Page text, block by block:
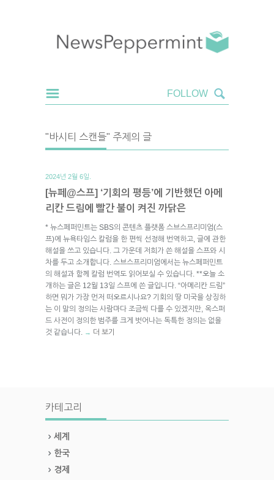
"바시티 스캔들" 주제의 글
2024년 2월 6일.
[뉴페@스프] ‘기회의 평등’에 기반했던 아메
리칸 드림에 빨간 불이 켜진 까닭은
* 뉴스페퍼민트는 SBS의 콘텐츠 플랫폼 스브스프리미엄(스
프)에 뉴욕타임스 칼럼을 한 편씩 선정해 번역하고, 글에 관한
해설을 쓰고 있습니다. 그 가운데 저희가 쓴 해설을 스프와 시
차를 두고 소개합니다. 스브스프리미엄에서는 뉴스페퍼민트
의 해설과 함께 칼럼 번역도 읽어보실 수 있습니다. **오늘 소
개하는 글은 12월 13일 스프에 쓴 글입니다. “아메리칸 드림”
하면 뭐가 가장 먼저 떠오르시나요? 기회의 땅 미국을 상징하
는 이 말의 정의는 사람마다 조금씩 다를 수 있겠지만, 옥스퍼
드 사전이 정의한 범주를 크게 벗어나는 독특한 정의는 없을
것 같습니다.
→ 더 보기
카테고리
세계
한국
경제